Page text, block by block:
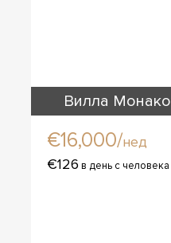
Вилла Монако
€16,000/нед
€126 в день с человека